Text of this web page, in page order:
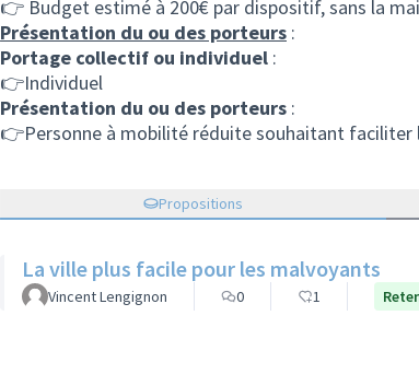
👉 Budget estimé à 200€ par dispositif, sans la
Présentation du ou des porteurs :
Portage collectif ou individuel :
👉Individuel
Présentation du ou des porteurs :
👉Personne à mobilité réduite souhaitant faciliter
Propositions
La ville plus facile pour les malvoyants
Vincent Lengignon 0 1